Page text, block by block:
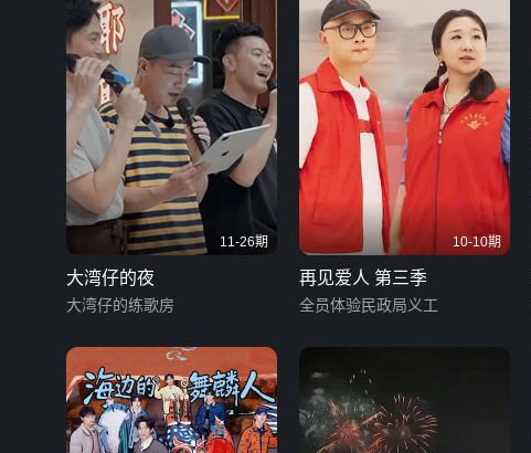
11-26期
大湾仔的夜
大湾仔的练歌房
10-10期
再见爱人 第三季
全员体验民政局义工